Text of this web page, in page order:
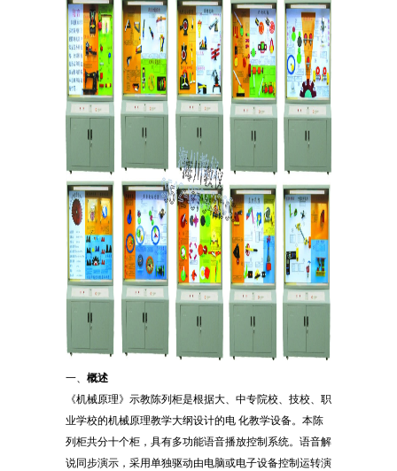
一、 概述
《机械原理》示教陈列柜是根据大、中专院校、技校、职
业学校的机械原理教学大纲设计的电 化教学设备。本陈
列柜共分十个柜，具有多功能语音播放控制系统。语音解
说同步演示，采用单独驱动由电脑或电子设备控制运转演